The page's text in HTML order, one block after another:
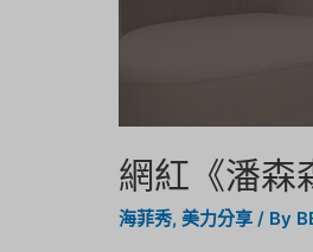
網紅《潘森
海菲秀,美力分享 / By